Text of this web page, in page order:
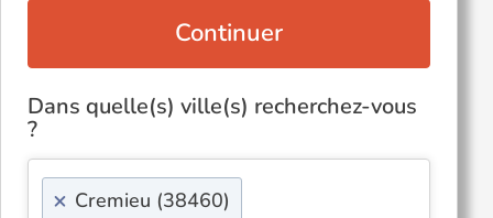
Continuer
Dans quelle(s) ville(s) recherchez-vous
?
× Cremieu (38460)